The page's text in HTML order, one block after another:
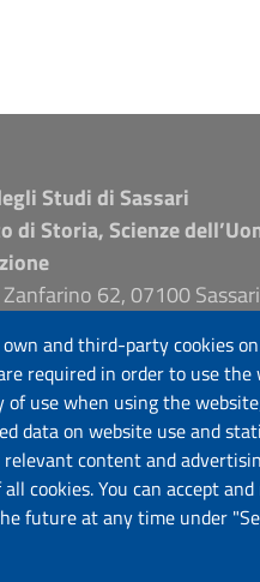
and third-party cookies
required in order to use
use when using the
data on website use and
content and
cookies. You can accept
future at any time under
Studi di Sassari
di Storia, Scienze
62, 07100 Sassari